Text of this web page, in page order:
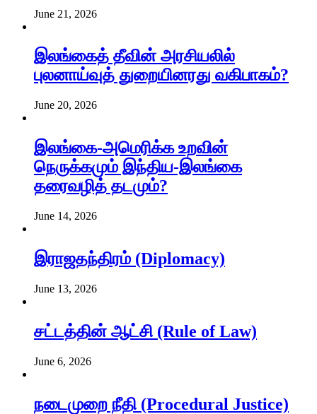
June 21, 2026
இலங்கைத் தீவின் அரசியலில்
புலனாய்வுத் துறையினரது வகிபாகம்?
June 20, 2026
இலங்கை-அமெரிக்க உறவின்
நெருக்கமும் இந்திய-இலங்கை
தரைவழித் தடமும்?
June 14, 2026
இராஜதந்திரம் (Diplomacy)
June 13, 2026
சட்டத்தின் ஆட்சி (Rule of Law)
June 6, 2026
நடைமுறை நீதி (Procedural Justice)